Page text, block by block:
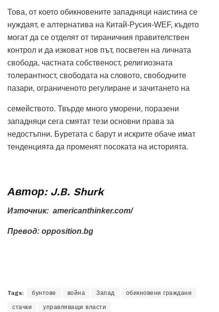
Това, от което обикновените западняци наистина се
нуждаят, е алтернатива на Китай-Русия-WEF, където
могат да се отделят от тираничния правителствен
контрол и да изковат нов път, посветен на личната
свобода, частната собственост, религиозната
толерантност, свободата на словото, свободните
пазари, ограниченото регулиране и зачитането на
семейството. Твърде много уморени, поразени
западняци сега смятат тези основни права за
недостъпни. Буретата с барут и искрите обаче имат
тенденцията да променят посоката на историята.
Автор: J.B. Shurk
Източник: americanthinker.com/
Превод: opposition.bg
Tags: бунтове война Запад обикновени граждани
стачки управляващи власти